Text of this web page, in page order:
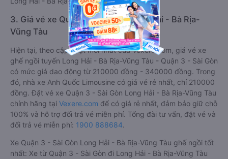
3. Giá vé xe Quận 3 - Sài Gòn Long Hải - Bà Rịa-
Vũng Tàu
Hiện tại, theo cập nhật mới nhất của Vexere.com, giá vé xe
ghế ngồi tuyến Long Hải - Bà Rịa-Vũng Tàu - Quận 3 - Sài Gòn
có mức giá dao động từ 210000 đồng - 340000 đồng. Trong
đó, nhà xe Anh Quốc Limousine có giá vé rẻ nhất, chỉ 210000
đồng. Đặt vé xe Quận 3 - Sài Gòn Long Hải - Bà Rịa-Vũng Tàu
chính hãng tại Vexere.com để có giá rẻ nhất, đảm bảo giữ chỗ
100% và hỗ trợ đổi trả vé miễn phí. Tổng đài tư vấn, đặt vé và
đổi trả vé miễn phí: 1900 888684.
Xe Quận 3 - Sài Gòn Long Hải - Bà Rịa-Vũng Tàu ghế ngồi tốt
nhất: Xe từ Quận 3 - Sài Gòn đi Long Hải - Bà Rịa-Vũng Tàu